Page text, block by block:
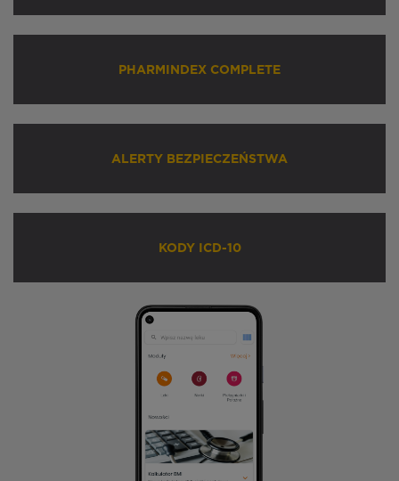
PHARMINDEX COMPLETE
ALERTY BEZPIECZEŃSTWA
KODY ICD-10